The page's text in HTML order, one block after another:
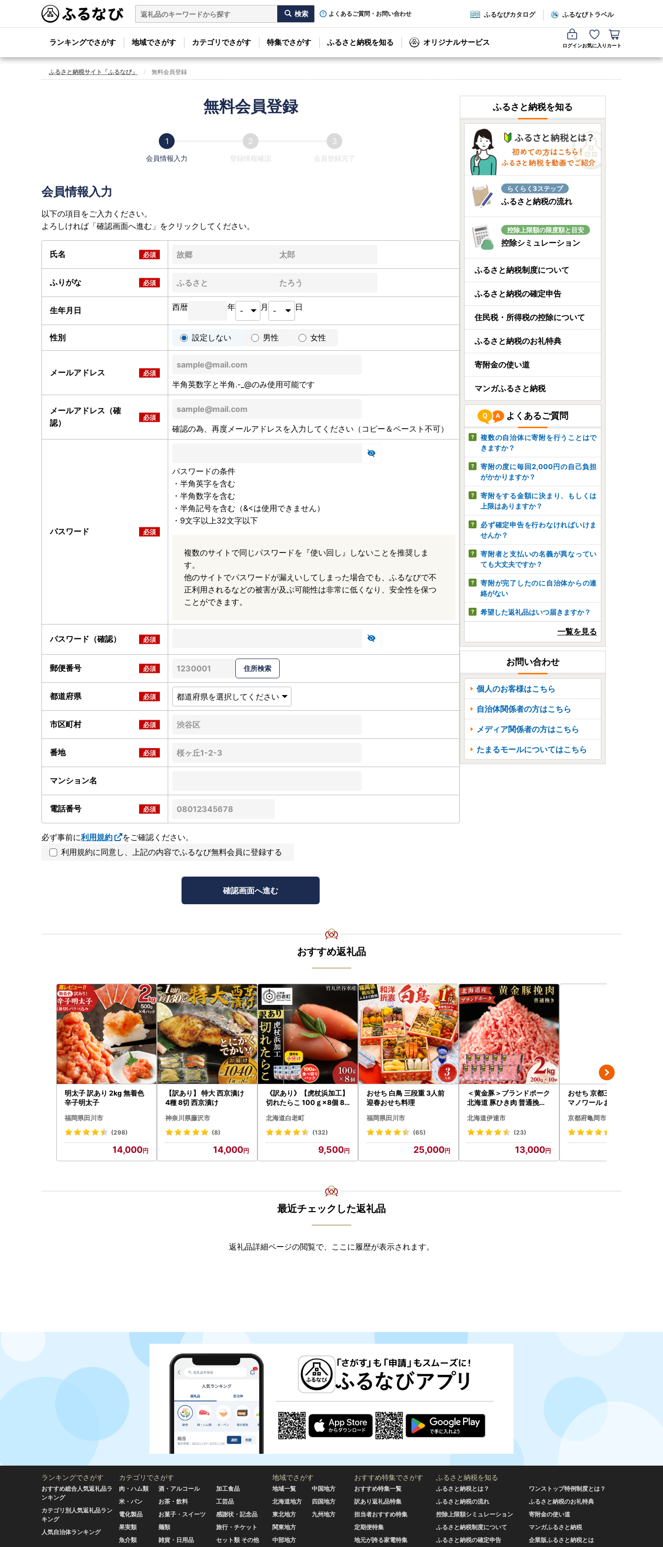
よくあるご質問・お問い合わせ ふるなびカタログ ふるなびトラベル
ランキングでさがす 地域でさがす カテゴリでさがす 特集でさがす ふるさと納税を知る オリジナルサービス ログインお気に入り カート
ふるさと納税サイト「ふるなび」 無料会員登録
無料会員登録
会員情報入力 登録情報確認 会員登録完了
会員情報入力
以下の項目をご入力ください。
よろしければ「確認画面へ進む」をクリックしてください。
氏名
ふりがな
生年月日 西暦 年 月 日
性別 設定しない 男性 女性
メールアドレス
半角英数字と半角.-_@のみ使用可能です
メールアドレス（確
認）
確認の為、再度メールアドレスを入力してください（コピー＆ペースト不可）
パスワード
パスワードの条件
・半角英字を含む
・半角数字を含む
・半角記号を含む（&<は使用できません）
・9文字以上32文字以下
複数のサイトで同じパスワードを『使い回し』しないことを推奨しま
す。
他のサイトでパスワードが漏えいしてしまった場合でも、ふるなびで不
正利用されるなどの被害が及ぶ可能性は非常に低くなり、安全性を保つ
ことができます。
パスワード（確認）
郵便番号
都道府県
市区町村
番地
マンション名
電話番号
必ず事前に利用規約
をご確認ください。
利用規約に同意し、上記の内容でふるなび無料会員に登録する
ふるさと納税を知る
らくらく3ステップ
ふるさと納税の流れ
控除上限額の限度額と目安
控除シミュレーション
ふるさと納税制度について
ふるさと納税の確定申告
住民税・所得税の控除について
ふるさと納税のお礼特典
寄附金の使い道
マンガふるさと納税
よくあるご質問
複数の自治体に寄附を行うことはで
きますか？
寄附の度に毎回2,000円の自己負担
がかかりますか？
寄附をする金額に決まり、もしくは
上限はありますか？
必ず確定申告を行わなければいけま
せんか？
寄附者と支払いの名義が異なってい
ても大丈夫ですか？
寄附が完了したのに自治体からの連
絡がない
希望した返礼品はいつ届きますか？
一覧を見る
お問い合わせ
個人のお客様はこちら
自治体関係者の方はこちら
メディア関係者の方はこちら
たまるモールについてはこちら
おすすめ返礼品
明太子 訳あり 2kg 無着色
辛子明太子
福岡県田川市
(298)
14,000
【訳あり】 特大 西京漬け
4種 8切 西京漬け
神奈川県藤沢市
(8)
14,000
《訳あり》【虎杖浜加工】
切れたらこ 100ｇ×8個 80
北海道白老町
(132)
9,500
おせち 白鳥 三段重 3人前
迎春おせち料理
福岡県田川市
(65)
25,000
＜黄金豚＞ブランドポーク
北海道 豚ひき肉 普通挽き
北海道伊達市
(23)
13,000
おせち 京都三千院の里＆
マノワール おせち
京都府亀岡市
最近チェックした返礼品
返礼品詳細ページの閲覧で、ここに履歴が表示されます。
ランキングでさがす
おすすめ総合人気返礼品ラ
ンキング
カテゴリ別人気返礼品ラン
キング
人気自治体ランキング
カテゴリでさがす
肉・ハム類
米・パン
電化製品
果実類
魚介類
酒・アルコール
お茶・飲料
お菓子・スイーツ
麺類
雑貨・日用品
加工食品
工芸品
感謝状・記念品
旅行・チケット
セット類 その他
地域でさがす
地域一覧
北海道地方
東北地方
関東地方
中部地方
中国地方
四国地方
九州地方
おすすめ特集でさがす
おすすめ特集一覧
訳あり返礼品特集
担当者おすすめ特集
定期便特集
地元が誇る家電特集
ふるさと納税を知る
ふるさと納税とは？
ふるさと納税の流れ
控除上限額シミュレーション
ふるさと納税制度について
ふるさと納税の確定申告
ワンストップ特例制度とは？
ふるさと納税のお礼特典
寄附金の使い道
マンガふるさと納税
企業版ふるさと納税とは